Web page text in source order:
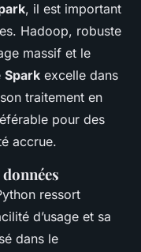
, il est important
Hadoop, robuste
massif et le
Spark excelle dans
traitement en
pour des
accrue.
ressort
d’usage et sa
dans le